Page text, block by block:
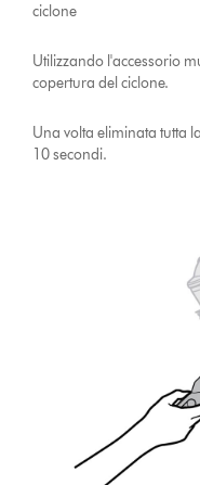
ciclone
Utilizzando l'accessorio
copertura del ciclone.
Una volta eliminata tutta
10 secondi.